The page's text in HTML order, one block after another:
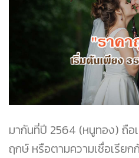
มากันที่ปี 2564 (หนูทอง) ถือ
ฤกษ์ หรือตามความเชื่อเรียก